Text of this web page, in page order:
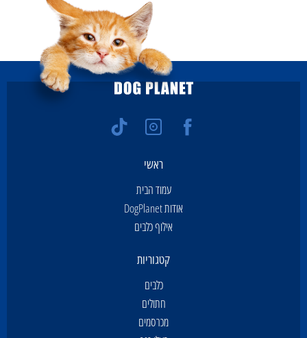
ראשי
עמוד הבית
אודות DogPlanet
אילוף כלבים
קטגוריות
כלבים
חתולים
מכרסמים